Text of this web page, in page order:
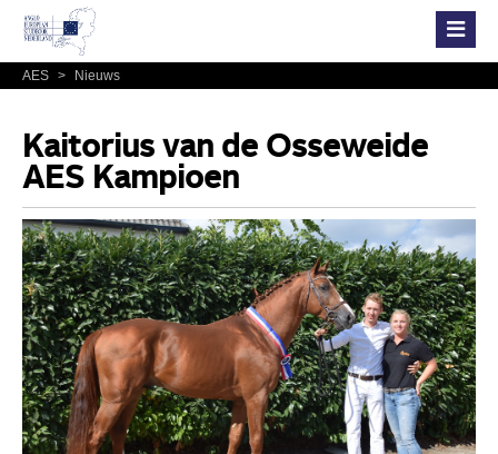
AES > Nieuws
Kaitorius van de Osseweide
AES Kampioen